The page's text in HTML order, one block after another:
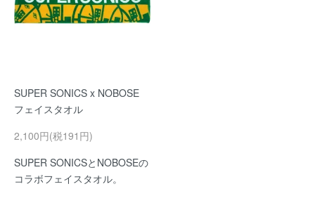
SUPER SONICS x NOBOSE
フェイスタオル
2,100円(税191円)
SUPER SONICSとNOBOSEの
コラボフェイスタオル。